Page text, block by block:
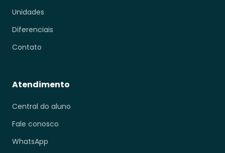
Unidades
Diferenciais
Contato
Atendimento
Central do aluno
Fale conosco
WhatsApp